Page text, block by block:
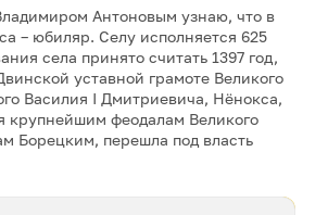
Антоновым узнаю, что в
– юбиляр. Селу исполняется 625
села принято считать 1397 год,
уставной грамоте Великого
Василия I Дмитриевича, Нёнокса,
крупнейшим феодалам Великого
Борецким, перешла под власть